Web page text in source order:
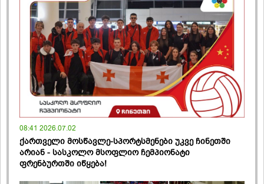
08:41 2026.07.02
ქართველი მოსწავლე-სპორტსმენები უკვე ჩინეთში
არიან - სასკოლო მსოფლიო ჩემპიონატი
ფრენბურთში იწყება!